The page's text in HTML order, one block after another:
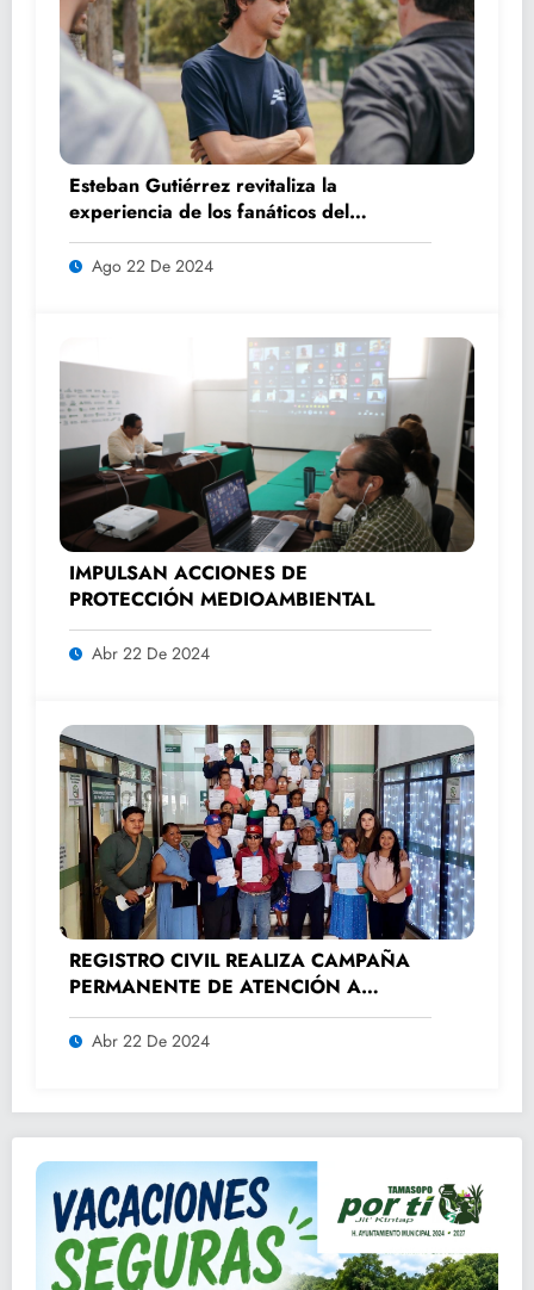
Esteban Gutiérrez revitaliza la
experiencia de los fanáticos del
automovilismo con DRIVER 1
Ago 22 De 2024
IMPULSAN ACCIONES DE
PROTECCIÓN MEDIOAMBIENTAL
Abr 22 De 2024
REGISTRO CIVIL REALIZA CAMPAÑA
PERMANENTE DE ATENCIÓN A
ADULTOS MAYORES.
Abr 22 De 2024